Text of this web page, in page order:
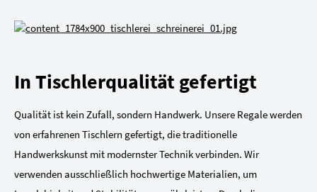
In Tischlerqualität gefertigt
Qualität ist kein Zufall, sondern Handwerk. Unsere Regale werden
von erfahrenen Tischlern gefertigt, die traditionelle
Handwerkskunst mit modernster Technik verbinden. Wir
verwenden ausschließlich hochwertige Materialien, um